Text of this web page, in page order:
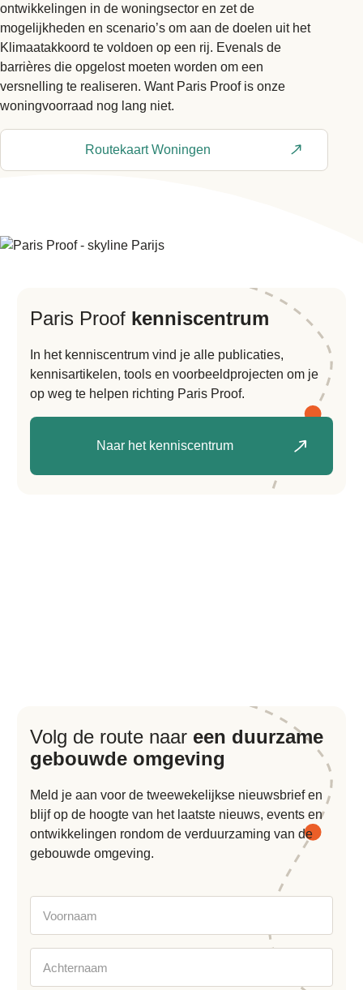
ontwikkelingen in de woningsector en zet de
mogelijkheden en scenario’s om aan de doelen uit het
Klimaatakkoord te voldoen op een rij. Evenals de
barrières die opgelost moeten worden om een
versnelling te realiseren. Want Paris Proof is onze
woningvoorraad nog lang niet.
Routekaart Woningen
Paris Proof kenniscentrum
In het kenniscentrum vind je alle publicaties,
kennisartikelen, tools en voorbeeldprojecten om je
op weg te helpen richting Paris Proof.
Naar het kenniscentrum
Volg de route naar een duurzame
gebouwde omgeving
Meld je aan voor de tweewekelijkse nieuwsbrief en
blijf op de hoogte van het laatste nieuws, events en
ontwikkelingen rondom de verduurzaming van de
gebouwde omgeving.